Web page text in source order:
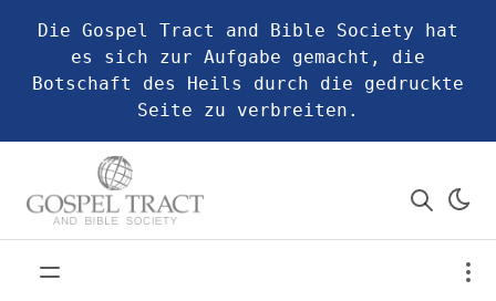
Die Gospel Tract and Bible Society hat
es sich zur Aufgabe gemacht, die
Botschaft des Heils durch die gedruckte
Seite zu verbreiten.